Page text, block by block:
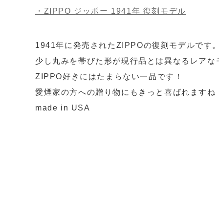
・ZIPPO ジッポー 1941年 復刻モデル
1941年に発売されたZIPPOの復刻モデルです。
少し丸みを帯びた形が現行品とは異なるレアな
ZIPPO好きにはたまらない一品です！
愛煙家の方への贈り物にもきっと喜ばれますね
made in USA